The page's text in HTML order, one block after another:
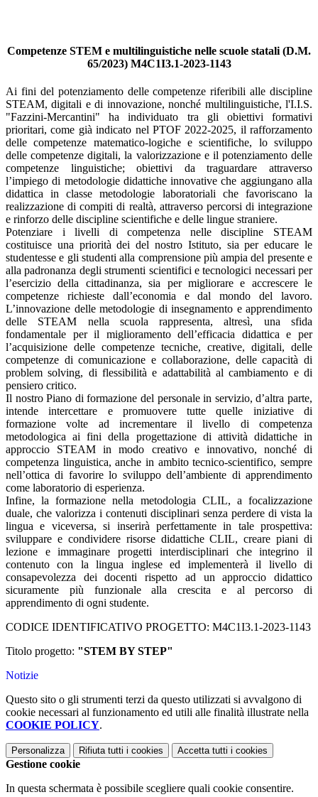
Competenze STEM e multilinguistiche nelle scuole statali (D.M.
65/2023) M4C1I3.1-2023-1143
Ai fini del potenziamento delle competenze riferibili alle discipline
STEAM, digitali e di innovazione, nonché multilinguistiche, l'I.I.S.
"Fazzini-Mercantini" ha individuato tra gli obiettivi formativi
prioritari, come già indicato nel PTOF 2022-2025, il rafforzamento
delle competenze matematico-logiche e scientifiche, lo sviluppo
delle competenze digitali, la valorizzazione e il potenziamento delle
competenze linguistiche; obiettivi da traguardare attraverso
l’impiego di metodologie didattiche innovative che aggiungano alla
didattica in classe metodologie laboratoriali che favoriscano la
realizzazione di compiti di realtà, attraverso percorsi di integrazione
e rinforzo delle discipline scientifiche e delle lingue straniere.
Potenziare i livelli di competenza nelle discipline STEAM
costituisce una priorità dei del nostro Istituto, sia per educare le
studentesse e gli studenti alla comprensione più ampia del presente e
alla padronanza degli strumenti scientifici e tecnologici necessari per
l’esercizio della cittadinanza, sia per migliorare e accrescere le
competenze richieste dall’economia e dal mondo del lavoro.
L’innovazione delle metodologie di insegnamento e apprendimento
delle STEAM nella scuola rappresenta, altresì, una sfida
fondamentale per il miglioramento dell’efficacia didattica e per
l’acquisizione delle competenze tecniche, creative, digitali, delle
competenze di comunicazione e collaborazione, delle capacità di
problem solving, di flessibilità e adattabilità al cambiamento e di
pensiero critico.
Il nostro Piano di formazione del personale in servizio, d’altra parte,
intende intercettare e promuovere tutte quelle iniziative di
formazione volte ad incrementare il livello di competenza
metodologica ai fini della progettazione di attività didattiche in
approccio STEAM in modo creativo e innovativo, nonché di
competenza linguistica, anche in ambito tecnico-scientifico, sempre
nell’ottica di favorire lo sviluppo dell’ambiente di apprendimento
come laboratorio di esperienza.
Infine, la formazione nella metodologia CLIL, a focalizzazione
duale, che valorizza i contenuti disciplinari senza perdere di vista la
lingua e viceversa, si inserirà perfettamente in tale prospettiva:
sviluppare e condividere risorse didattiche CLIL, creare piani di
lezione e immaginare progetti interdisciplinari che integrino il
contenuto con la lingua inglese ed implementerà il livello di
consapevolezza dei docenti rispetto ad un approccio didattico
sicuramente più funzionale alla crescita e al percorso di
apprendimento di ogni studente.
CODICE IDENTIFICATIVO PROGETTO: M4C1I3.1-2023-1143
Titolo progetto: "STEM BY STEP"
Notizie
Questo sito o gli strumenti terzi da questo utilizzati si avvalgono di
cookie necessari al funzionamento ed utili alle finalità illustrate nella
COOKIE POLICY.
Personalizza Rifiuta tutti i cookies Accetta tutti i cookies
Gestione cookie
In questa schermata è possibile scegliere quali cookie consentire.